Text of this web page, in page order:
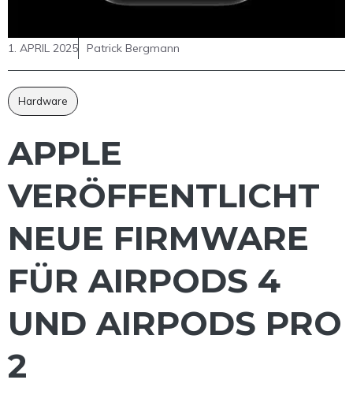
1. APRIL 2025 Patrick Bergmann
Hardware
APPLE
VERÖFFENTLICHT
NEUE FIRMWARE
FÜR AIRPODS 4
UND AIRPODS PRO
2